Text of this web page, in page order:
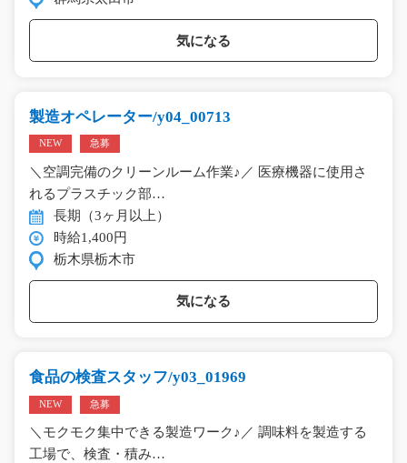
気になる
製造オペレーター/y04_00713
NEW 急募
＼空調完備のクリーンルーム作業♪／ 医療機器に使用さ
れるプラスチック部…
長期（3ヶ月以上）
時給1,400円
栃木県栃木市
気になる
食品の検査スタッフ/y03_01969
NEW 急募
＼モクモク集中できる製造ワーク♪／ 調味料を製造する
工場で、検査・積み…